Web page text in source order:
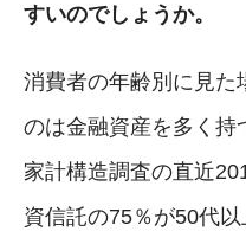
すいのでしょうか。
消費者の年齢別に見た
のは金融資産を多く持
家計構造調査の直近
資信託の75％が50代